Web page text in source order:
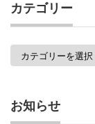
一
覧
カテゴリー
お知らせ